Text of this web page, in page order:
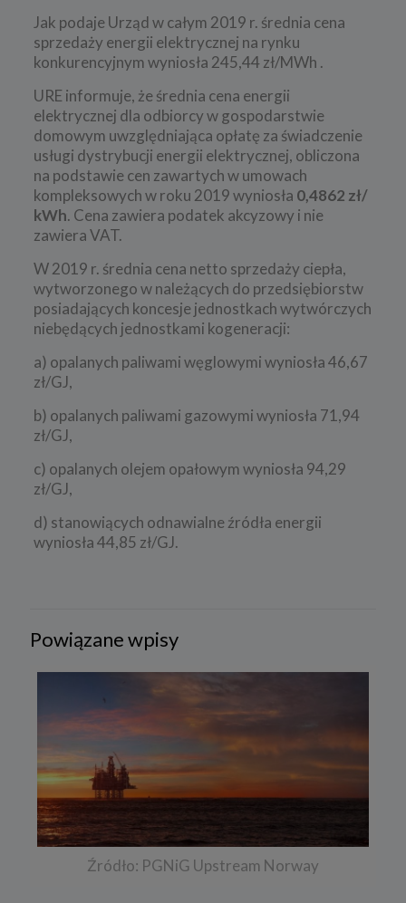
Jak podaje Urząd w całym 2019 r. średnia cena
sprzedaży energii elektrycznej na rynku
konkurencyjnym wyniosła 245,44 zł/MWh .
URE informuje, że średnia cena energii
elektrycznej dla odbiorcy w gospodarstwie
domowym uwzględniająca opłatę za świadczenie
usługi dystrybucji energii elektrycznej, obliczona
na podstawie cen zawartych w umowach
kompleksowych w roku 2019 wyniosła 0,4862 zł/
kWh. Cena zawiera podatek akcyzowy i nie
zawiera VAT.
W 2019 r. średnia cena netto sprzedaży ciepła,
wytworzonego w należących do przedsiębiorstw
posiadających koncesje jednostkach wytwórczych
niebędących jednostkami kogeneracji:
a) opalanych paliwami węglowymi wyniosła 46,67
zł/GJ,
b) opalanych paliwami gazowymi wyniosła 71,94
zł/GJ,
c) opalanych olejem opałowym wyniosła 94,29
zł/GJ,
d) stanowiących odnawialne źródła energii
wyniosła 44,85 zł/GJ.
Powiązane wpisy
Źródło: PGNiG Upstream Norway